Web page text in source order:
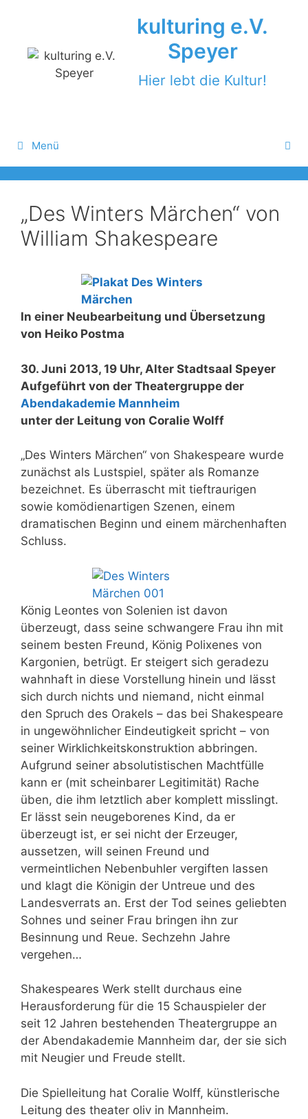
kulturing e.V.
Speyer
Hier lebt die Kultur!
Menü
„Des Winters Märchen“ von
William Shakespeare
In einer Neubearbeitung und Übersetzung
von Heiko Postma
30. Juni 2013, 19 Uhr, Alter Stadtsaal Speyer
Aufgeführt von der Theatergruppe der
Abendakademie Mannheim
unter der Leitung von Coralie Wolff
„Des Winters Märchen“ von Shakespeare wurde
zunächst als Lustspiel, später als Romanze
bezeichnet. Es überrascht mit tieftraurigen
sowie komödienartigen Szenen, einem
dramatischen Beginn und einem märchenhaften
Schluss.
König Leontes von Solenien ist davon
überzeugt, dass seine schwangere Frau ihn mit
seinem besten Freund, König Polixenes von
Kargonien, betrügt. Er steigert sich geradezu
wahnhaft in diese Vorstellung hinein und lässt
sich durch nichts und niemand, nicht einmal
den Spruch des Orakels – das bei Shakespeare
in ungewöhnlicher Eindeutigkeit spricht – von
seiner Wirklichkeitskonstruktion abbringen.
Aufgrund seiner absolutistischen Machtfülle
kann er (mit scheinbarer Legitimität) Rache
üben, die ihm letztlich aber komplett misslingt.
Er lässt sein neugeborenes Kind, da er
überzeugt ist, er sei nicht der Erzeuger,
aussetzen, will seinen Freund und
vermeintlichen Nebenbuhler vergiften lassen
und klagt die Königin der Untreue und des
Landesverrats an. Erst der Tod seines geliebten
Sohnes und seiner Frau bringen ihn zur
Besinnung und Reue. Sechzehn Jahre
vergehen…
Shakespeares Werk stellt durchaus eine
Herausforderung für die 15 Schauspieler der
seit 12 Jahren bestehenden Theatergruppe an
der Abendakademie Mannheim dar, der sie sich
mit Neugier und Freude stellt.
Die Spielleitung hat Coralie Wolff, künstlerische
Leitung des theater oliv in Mannheim.